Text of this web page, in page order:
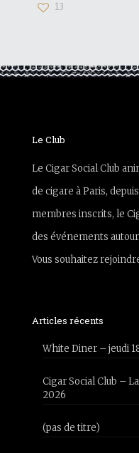
13
Le Club
Le Cigar Social Club
de cigare à Paris,
membres inscrits, le
des événements
Vous souhaitez
Articles récents
White Diner – jeudi
Cigar Social Club –
2026
(pas de titre)